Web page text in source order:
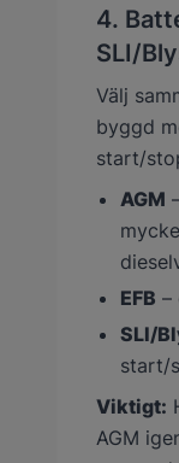
4.
SLI/
Välj
byggd
start/
AGM
EFB –
SLI/
start/
Viktigt:
AGM